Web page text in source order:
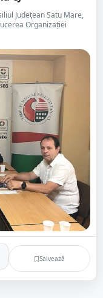
Județean Satu Mare,
Organizației
Salvează